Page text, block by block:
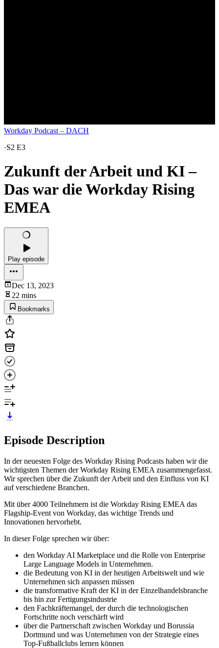
Workday Podcast – DACH
·S2 E3
Zukunft der Arbeit und KI –
Das war die Workday Rising
EMEA
Play episode
Dec 13, 2023
22 mins
Bookmarks
Episode Description
In der neuesten Folge des Workday Rising Podcasts haben wir die
wichtigsten Themen der Workday Rising EMEA zusammengefasst.
Wir sprechen über die Zukunft der Arbeit und den Einfluss von KI
auf verschiedene Branchen.
Mit über 4000 Teilnehmern ist die Workday Rising EMEA das
Flagship-Event von Workday, das wichtige Trends und
Innovationen hervorhebt.
In dieser Folge sprechen wir über:
den Workday AI Marketplace und die Rolle von Enterprise
Large Language Models in Unternehmen.
die Bedeutung von KI in der heutigen Arbeitswelt und wie
Unternehmen sich anpassen müssen
die transformative Kraft der KI in der Einzelhandelsbranche
bis hin zur Fertigungsindustrie
den Fachkräftemangel, der durch die technologischen
Fortschritte noch verschärft wird
über die Partnerschaft zwischen Workday und Borussia
Dortmund und was Unternehmen von der Strategie eines
Top-Fußballclubs lernen können